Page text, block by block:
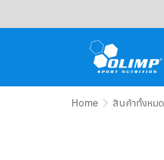
Home สินค้าทั้งหมด